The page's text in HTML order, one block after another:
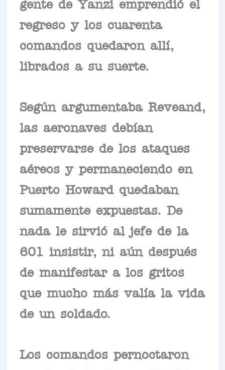
gente de Yanzi emprendió el
regreso y los cuarenta
comandos quedaron allí,
librados a su suerte.
Según argumentaba Reveand,
las aeronaves debían
preservarse de los ataques
aéreos y permaneciendo en
Puerto Howard quedaban
sumamente expuestas. De
nada le sirvió al jefe de la
601 insistir, ni aún después
de manifestar a los gritos
que mucho más valía la vida
de un soldado.
Los comandos pernoctaron